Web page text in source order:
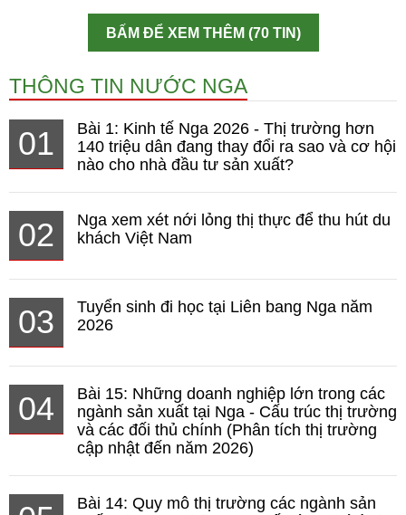
BẤM ĐỂ XEM THÊM (70 TIN)
THÔNG TIN NƯỚC NGA
01
Bài 1: Kinh tế Nga 2026 - Thị trường hơn
140 triệu dân đang thay đổi ra sao và cơ hội
nào cho nhà đầu tư sản xuất?
02
Nga xem xét nới lỏng thị thực để thu hút du
khách Việt Nam
03
Tuyển sinh đi học tại Liên bang Nga năm
2026
04
Bài 15: Những doanh nghiệp lớn trong các
ngành sản xuất tại Nga - Cấu trúc thị trường
và các đối thủ chính (Phân tích thị trường
cập nhật đến năm 2026)
Bài 14: Quy mô thị trường các ngành sản